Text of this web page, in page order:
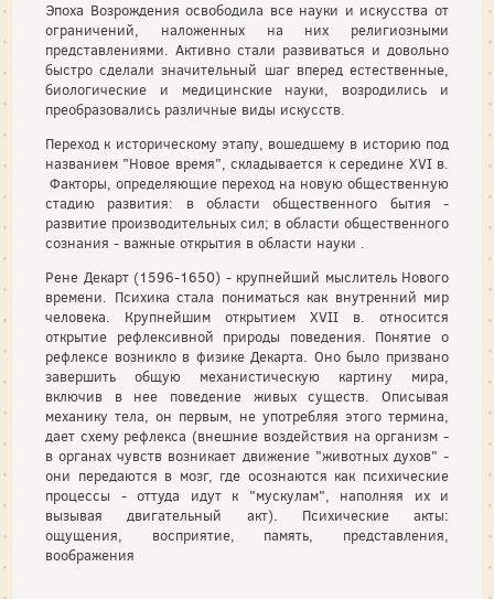
Эпоха Возрождения освободила все науки и искусства от
ограничений, наложенных на них религиозными
представлениями. Активно стали развиваться и довольно
быстро сделали значительный шаг вперед естественные,
биологические и медицинские науки, возродились и
преобразовались различные виды искусств.
Переход к историческому этапу, вошедшему в историю под
названием "Новое время", складывается к середине XVI в.
Факторы, определяющие переход на новую общественную
стадию развития: в области общественного бытия -
развитие производительных сил; в области общественного
сознания - важные открытия в области науки .
Рене Декарт (1596-1650) - крупнейший мыслитель Нового
времени. Психика стала пониматься как внутренний мир
человека. Крупнейшим открытием XVII в. относится
открытие рефлексивной природы поведения. Понятие о
рефлексе возникло в физике Декарта. Оно было призвано
завершить общую механистическую картину мира,
включив в нее поведение живых существ. Описывая
механику тела, он первым, не употребляя этого термина,
дает схему рефлекса (внешние воздействия на организм -
в органах чувств возникает движение "животных духов" -
они передаются в мозг, где осознаются как психические
процессы - оттуда идут к "мускулам", наполняя их и
вызывая двигательный акт). Психические акты:
ощущения, восприятие, память, представления,
воображения